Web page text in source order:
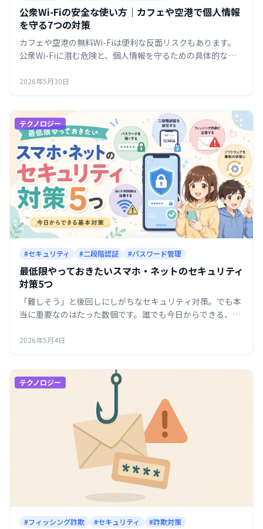
公衆Wi-Fiの安全な使い方｜カフェや空港で個人情報
を守る7つの対策
カフェや空港の無料Wi-Fiは便利な反面リスクもあります。
公衆Wi-Fiに潜む危険と、個人情報を守るための具体的な対
2026年5月30日
テクノロジー
#セキュリティ #二段階認証 #パスワード管理
最低限やっておきたいスマホ・ネットのセキュリティ
対策5つ
「難しそう」と後回しにしがちなセキュリティ対策。でも本
当に重要なのはたった数個です。誰でも今日からできる、最
2026年5月4日
テクノロジー
#フィッシング詐欺 #セキュリティ #詐欺対策